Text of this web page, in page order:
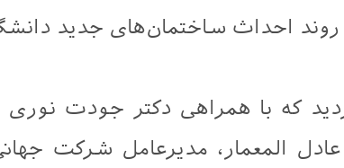
روند احداث ساختمان‌های جدید
که با همراهی دکتر جودت
عادل المعمار، مدیرعامل شرکت